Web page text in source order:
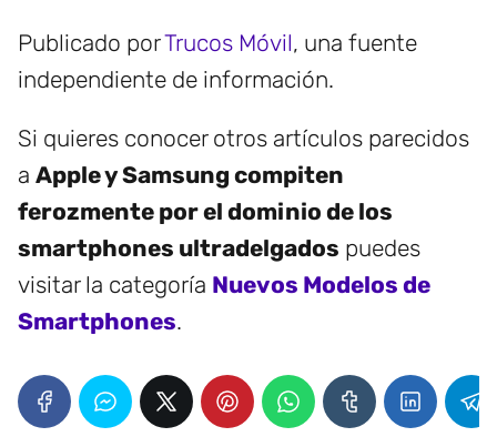
Publicado porTrucos Móvil, una fuente
independiente de información.
Si quieres conocer otros artículos parecidos
a Apple y Samsung compiten
ferozmente por el dominio de los
smartphones ultradelgados puedes
visitar la categoría Nuevos Modelos de
Smartphones.